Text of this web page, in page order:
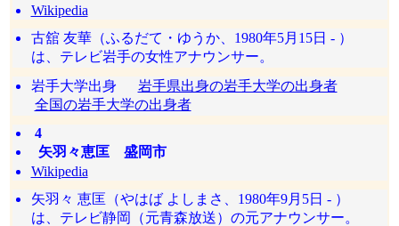
Wikipedia
古舘 友華（ふるだて・ゆうか、1980年5月15日 - ）
は、テレビ岩手の女性アナウンサー。
岩手大学出身 岩手県出身の岩手大学の出身者
全国の岩手大学の出身者
4
矢羽々恵匡 盛岡市
Wikipedia
矢羽々 恵匡（やはば よしまさ、1980年9月5日 - ）
は、テレビ静岡（元青森放送）の元アナウンサー。